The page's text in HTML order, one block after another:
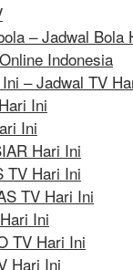
– Jadwal Bola
Indonesia
– Jadwal TV
Ini
Ini
Hari Ini
TV Hari Ini
TV Hari Ini
Ini
TV Hari Ini
Hari Ini